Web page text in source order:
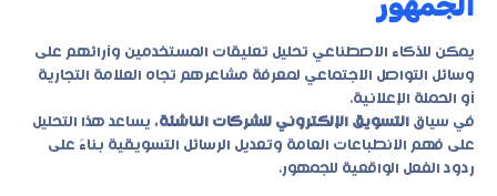
يمكن للذكاء الاصطناعي تحليل تعليقات المستخدمين وآرائهم على
وسائل التواصل الاجتماعي لمعرفة مشاعرهم تجاه العلامة التجارية
أو الحملة الإعلانية.
في سياق التسويق الإلكتروني للشركات الناشئة، يساعد هذا التحليل
على فهم الانطباعات العامة وتعديل الرسائل التسويقية بناءً على
ردود الفعل الواقعية للجمهور.